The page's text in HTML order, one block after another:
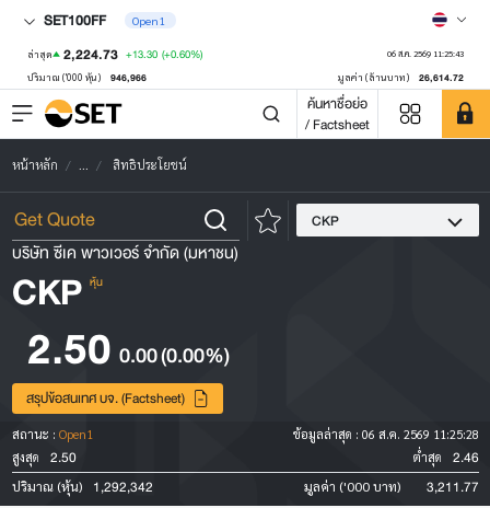
SET100FF Open1
ล่าสุด 2,224.73 +13.30 (+0.60%) 06 ส.ค. 2569 11:25:43
ปริมาณ ('000 หุ้น) 946,966 มูลค่า (ล้านบาท) 26,614.72
ค้นหาชื่อย่อ
/ Factsheet
หน้าหลัก ... สิทธิประโยชน์
CKP
บริษัท ซีเค พาวเวอร์ จำกัด (มหาชน)
CKP หุ้น
2.50 0.00(0.00%)
สรุปข้อสนเทศ บจ. (Factsheet)
สถานะ : Open1 ข้อมูลล่าสุด : 06 ส.ค. 2569 11:25:28
สูงสุด
2.50 ต่ำสุด 2.46
ปริมาณ (หุ้น) 1,292,342 มูลค่า ('000 บาท) 3,211.77